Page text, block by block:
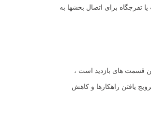
تفرجگاه برای اتصال بخشها به
قسمت های بازدید است ،
یافتن راهکارها و کاهش